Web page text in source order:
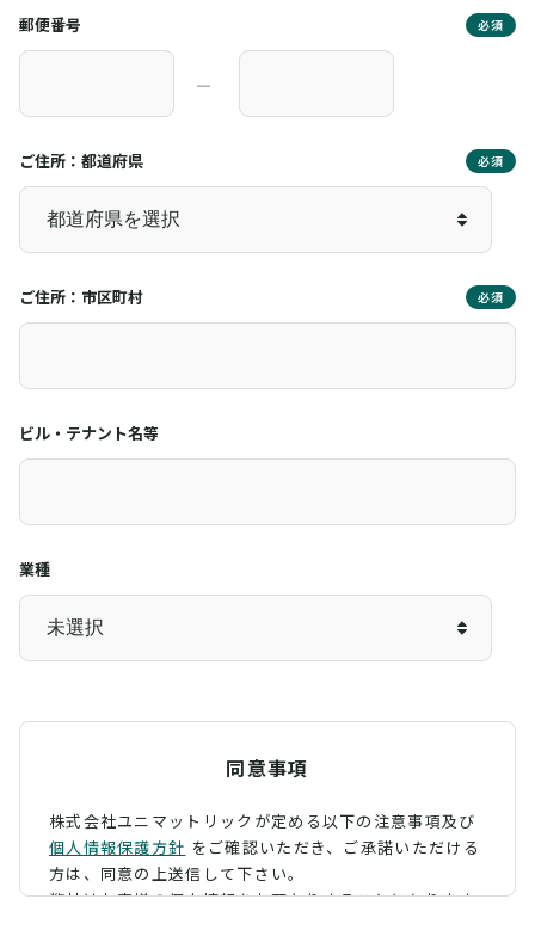
郵便番号 必須
―
ご住所：都道府県 必須
ご住所：市区町村 必須
ビル・テナント名等
業種
同意事項
株式会社ユニマットリックが定める以下の注意事項及び
個人情報保護方針 をご確認いただき、 ご承諾いただける
方は、同意の上送信して下さい。
弊社はお客様の個人情報をお預かりすることになります